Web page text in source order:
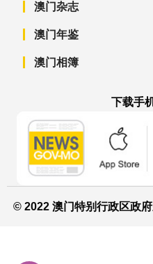
澳门杂志
澳门年鉴
澳门相簿
下载手
© 2022 澳门特别行政区政